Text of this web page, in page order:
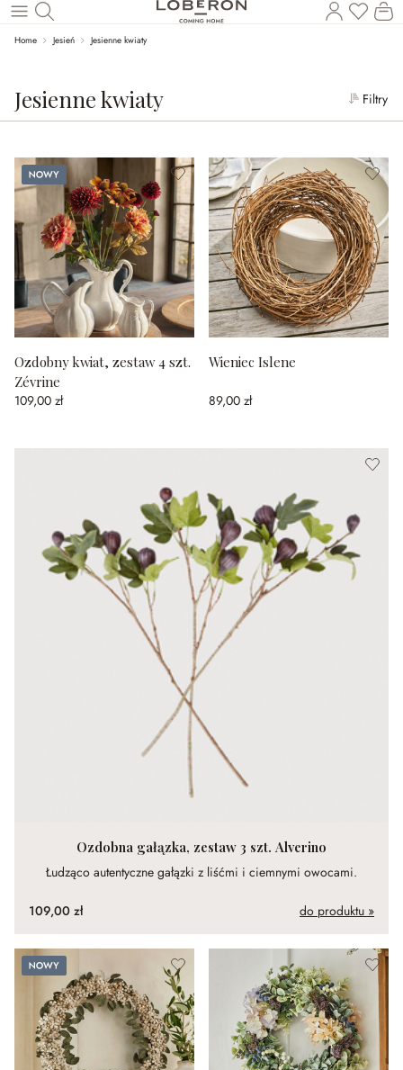
Wróć do wątku głównego
Home Jesień Jesienne kwiaty
Jesienne kwiaty Filtry
Nowy
Ozdobny kwiat, zestaw 4 szt.
Zévrine
109,00 zł
Ozdobna gałązka, zestaw 3 szt. Alverino
Łudząco autentyczne gałązki z liśćmi i ciemnymi owocami.
109,00 zł do produktu »
Wieniec Islene
89,00 zł
Nowy